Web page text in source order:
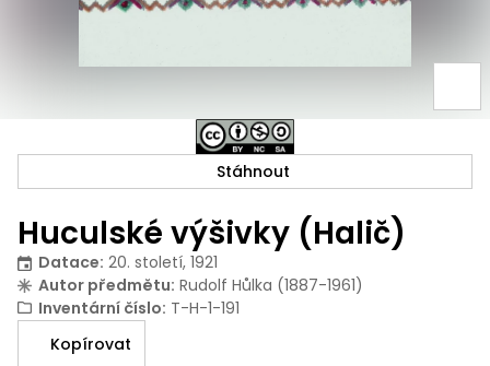
Huculské výšivky (Halič)
Datace: 20. století, 1921
Autor předmětu: Rudolf Hůlka (1887-1961)
Inventární číslo: T-H-1-191
Kopírovat
Stáhnout